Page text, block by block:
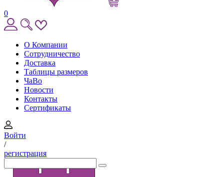
0
О Компании
Сотрудничество
Доставка
Таблицы размеров
ЧаВо
Новости
Контакты
Сертификаты
Войти
/
регистрация